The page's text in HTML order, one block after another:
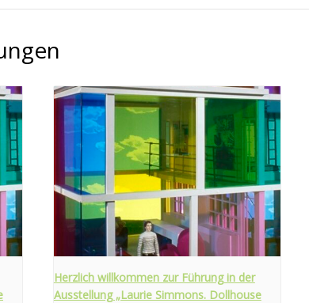
Herzlich willkommen zur Führung in der
Ausstellung „Laurie Simmons. Dollhouse